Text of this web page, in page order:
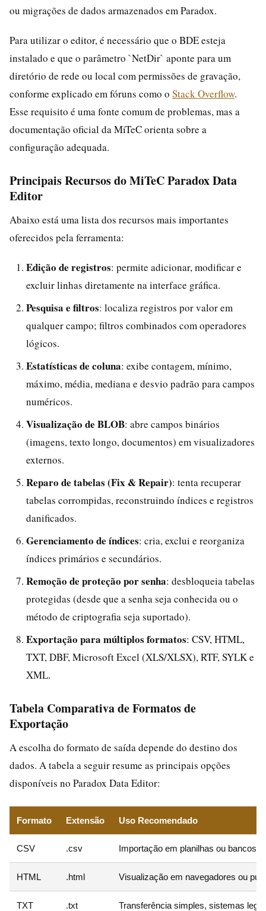
ou migrações de dados armazenados em Paradox.
Para utilizar o editor, é necessário que o BDE esteja
instalado e que o parâmetro `NetDir` aponte para um
diretório de rede ou local com permissões de gravação,
conforme explicado em fóruns como o Stack Overflow.
Esse requisito é uma fonte comum de problemas, mas a
documentação oficial da MiTeC orienta sobre a
configuração adequada.
Principais Recursos do MiTeC Paradox Data
Editor
Abaixo está uma lista dos recursos mais importantes
oferecidos pela ferramenta:
Edição de registros: permite adicionar, modificar e
excluir linhas diretamente na interface gráfica.
Pesquisa e filtros: localiza registros por valor em
qualquer campo; filtros combinados com operadores
lógicos.
Estatísticas de coluna: exibe contagem, mínimo,
máximo, média, mediana e desvio padrão para campos
numéricos.
Visualização de BLOB: abre campos binários
(imagens, texto longo, documentos) em visualizadores
externos.
Reparo de tabelas (Fix & Repair): tenta recuperar
tabelas corrompidas, reconstruindo índices e registros
danificados.
Gerenciamento de índices: cria, exclui e reorganiza
índices primários e secundários.
Remoção de proteção por senha: desbloqueia tabelas
protegidas (desde que a senha seja conhecida ou o
método de criptografia seja suportado).
Exportação para múltiplos formatos: CSV, HTML,
TXT, DBF, Microsoft Excel (XLS/XLSX), RTF, SYLK e
XML.
Tabela Comparativa de Formatos de
Exportação
A escolha do formato de saída depende do destino dos
dados. A tabela a seguir resume as principais opções
disponíveis no Paradox Data Editor:
Formato Extensão Uso Recomendado
CSV .csv Importação em planilhas ou bancos
HTML .html Visualização em navegadores ou
TXT .txt Transferência simples, sistemas